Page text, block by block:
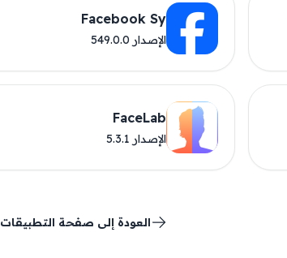
Facebook Sy
الإصدار 549.0.0
FaceLab
الإصدار 5.3.1
العودة إلى صفحة التطبيقات